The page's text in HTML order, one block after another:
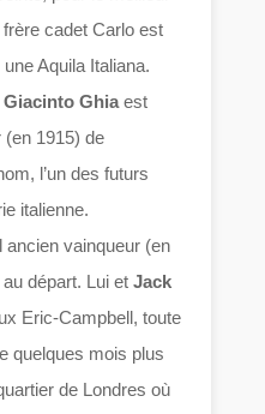
cadet Carlo est
Aquila Italiana.
Giacinto Ghia est
(en 1915) de
l’un des futurs
italienne.
ancien vainqueur (en
départ. Lui etJack
Eric-Campbell, toute
quelques mois plus
de Londres où